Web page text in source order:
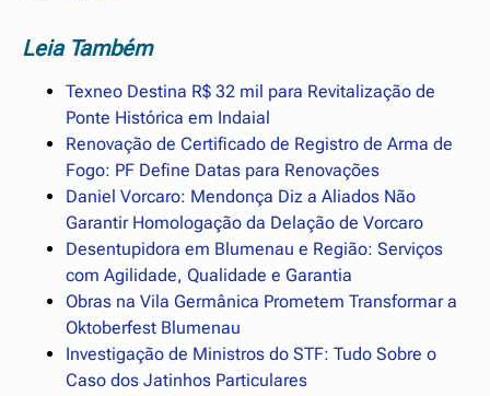
Leia Também
Texneo Destina R$ 32 mil para Revitalização de
Ponte Histórica em Indaial
Renovação de Certificado de Registro de Arma de
Fogo: PF Define Datas para Renovações
Daniel Vorcaro: Mendonça Diz a Aliados Não
Garantir Homologação da Delação de Vorcaro
Desentupidora em Blumenau e Região: Serviços
com Agilidade, Qualidade e Garantia
Obras na Vila Germânica Prometem Transformar a
Oktoberfest Blumenau
Investigação de Ministros do STF: Tudo Sobre o
Caso dos Jatinhos Particulares